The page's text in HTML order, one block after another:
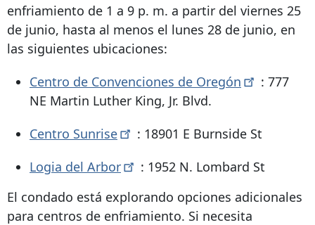
enfriamiento de 1 a 9 p. m. a partir del viernes 25
de junio, hasta al menos el lunes 28 de junio, en
las siguientes ubicaciones:
Centro de Convenciones de Oregón
: 777
NE Martin Luther King, Jr. Blvd.
Centro Sunrise : 18901 E Burnside St
Logia del Arbor : 1952 N. Lombard St
El condado está explorando opciones adicionales
para centros de enfriamiento. Si necesita